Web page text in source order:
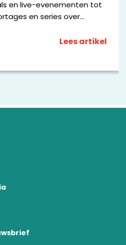
en live-evenementen tot
en series over
programma's op
Lees artikel